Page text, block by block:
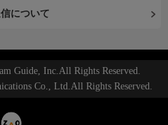
について
Guide, Inc.All Rights Reserved.
Co., Ltd.All Rights Reserved.